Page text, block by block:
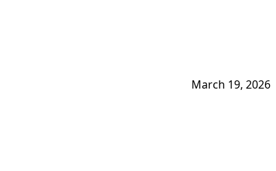
March 19, 2026